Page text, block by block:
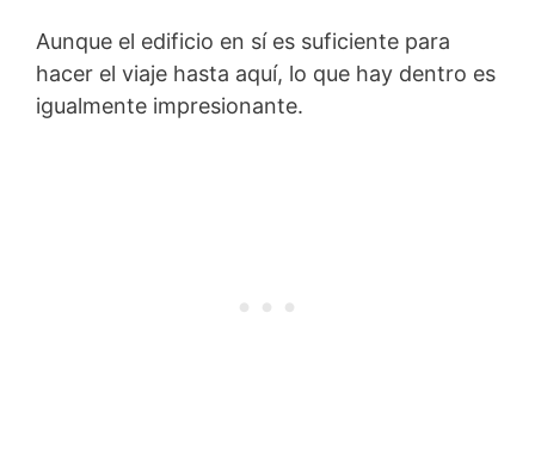
Aunque el edificio en sí es suficiente para
hacer el viaje hasta aquí, lo que hay dentro es
igualmente impresionante.